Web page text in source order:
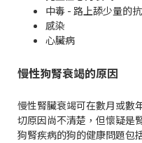
中毒 - 路上舔少量的
感染
心臟病
慢性狗腎衰竭的原因
慢性腎臟衰竭可在數月或數
切原因尚不清楚，但懷疑是
狗腎疾病的狗的健康問題包